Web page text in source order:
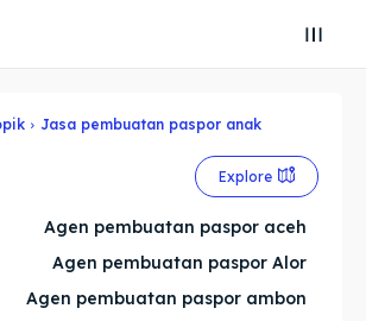
Cari
Cari
our destinations
today
our destinations
today
Jasa pembuatan paspor anak
Explore
Agen pembuatan paspor aceh
Agen pembuatan paspor Alor
Agen pembuatan paspor ambon